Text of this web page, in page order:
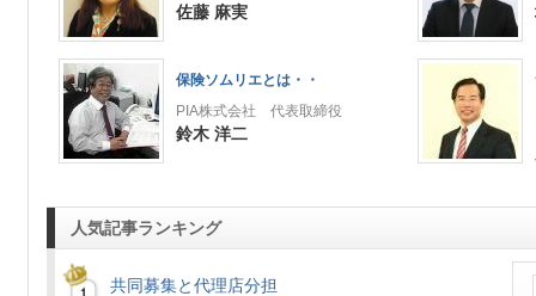
佐藤 麻実
保険ソムリエとは・・
PIA株式会社 代表取締役
鈴木 洋二
人気記事ランキング
共同募集と代理店分担